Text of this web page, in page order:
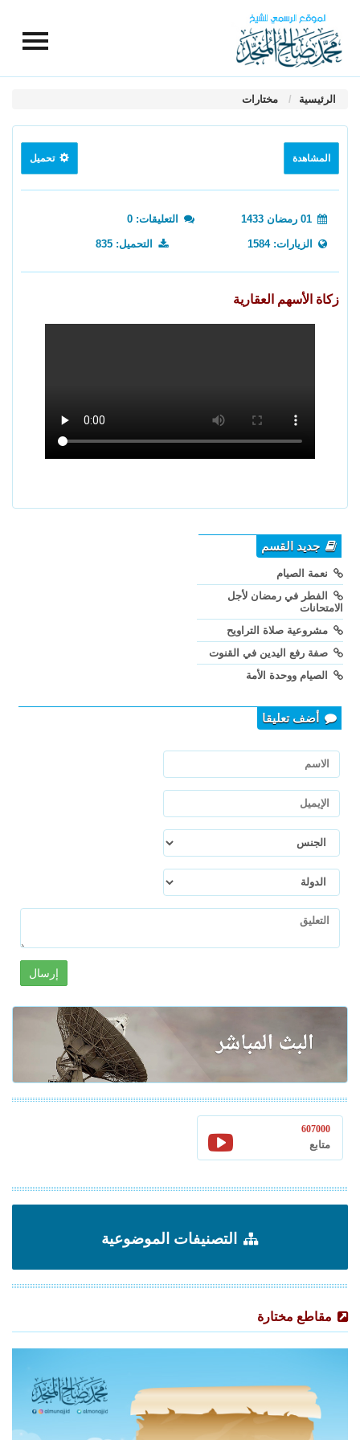
الرئيسية مختارات
المشاهدة تحميل
التعليقات: 0
الزيارات: 1584 التحميل: 835
زكاة الأسهم العقارية
جديد القسم
نعمة الصيام
الفطر في رمضان لأجل
الامتحانات
مشروعية صلاة التراويح
صفة رفع اليدين في القنوت
الصيام ووحدة الأمة
أضف تعليقا
إرسال
607000
متابع
التصنيفات الموضوعية
مقاطع مختارة